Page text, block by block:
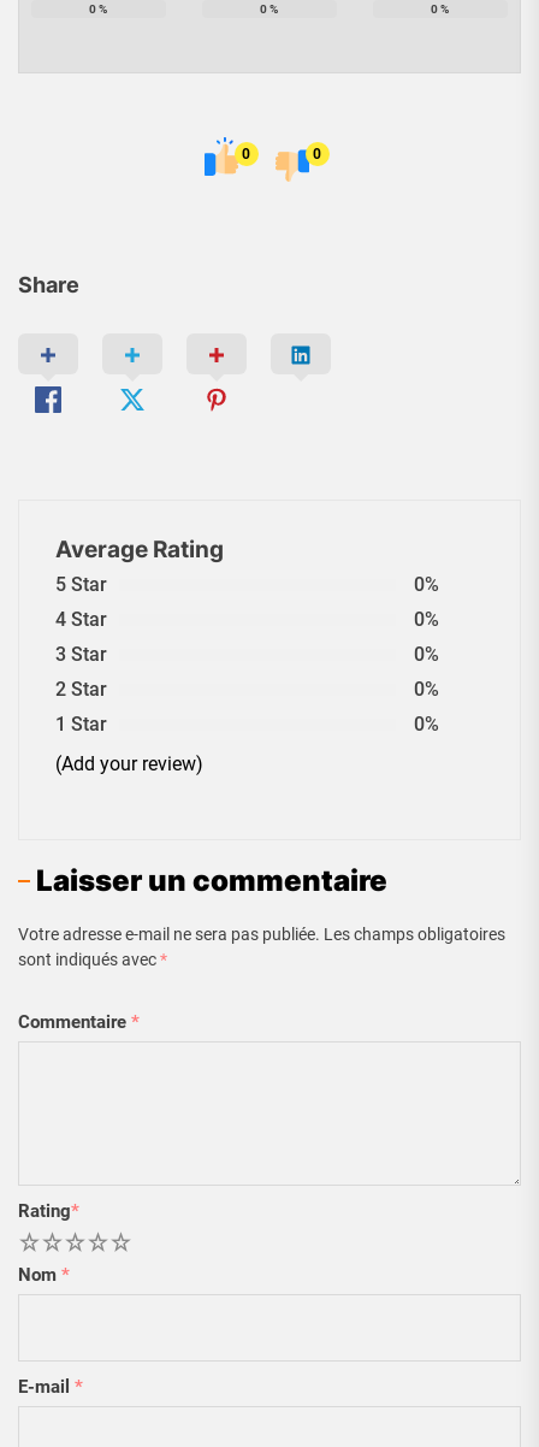
Share
0% 0% 0%
0 0
Average Rating
5 Star
0%
4 Star
0%
3 Star
0%
2 Star
0%
1 Star
0%
(Add your review)
Laisser un commentaire
Votre adresse e-mail ne sera pas publiée. Les champs obligatoires
sont indiqués avec*
Commentaire *
Rating*
5
4
3
2
Nom *
E-mail *